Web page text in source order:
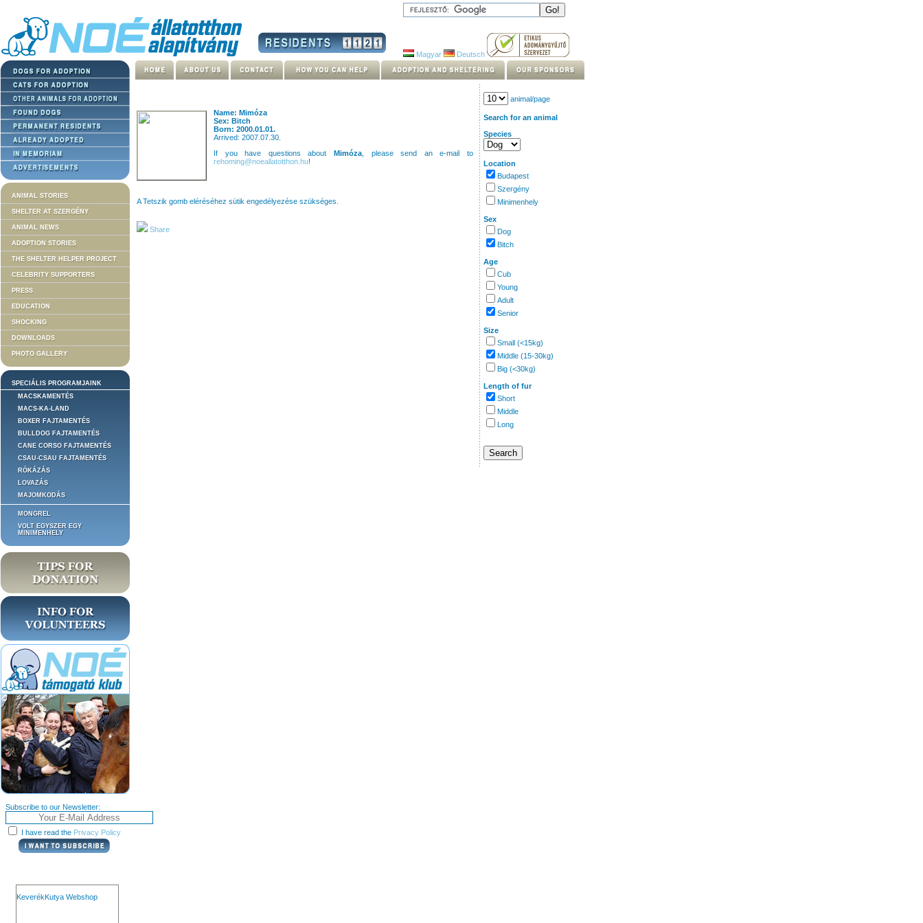
Magyar Deutsch
ANIMAL STORIES
SHELTER AT SZERGÉNY
ANIMAL NEWS
ADOPTION STORIES
THE SHELTER HELPER PROJECT
CELEBRITY SUPPORTERS
PRESS
EDUCATION
SHOCKING
DOWNLOADS
PHOTO GALLERY
SPECIÁLIS PROGRAMJAINK
MACSKAMENTÉS
MACS-KA-LAND
BOXER FAJTAMENTÉS
BULLDOG FAJTAMENTÉS
CANE CORSO FAJTAMENTÉS
CSAU-CSAU FAJTAMENTÉS
RÓKÁZÁS
LOVAZÁS
MAJOMKODÁS
MONGREL
VOLT EGYSZER EGY
MINIMENHELY
Subscribe to our Newsletter:
I have read the Privacy Policy
KeverékKutya Webshop
Name: Mimóza
Sex: Bitch
Born: 2000.01.01.
Arrived: 2007.07.30.
If you have questions about Mimóza , please send an e-mail to
rehoming@noeallatotthon.hu!
A Tetszik gomb eléréséhez sütik engedélyezése szükséges.
Share
animal/page
Search for an animal
Species
Location
Budapest
Szergény
Minimenhely
Sex
Dog
Bitch
Age
Cub
Young
Adult
Senior
Size
Small (<15kg)
Middle (15-30kg)
Big (<30kg)
Length of fur
Short
Middle
Long